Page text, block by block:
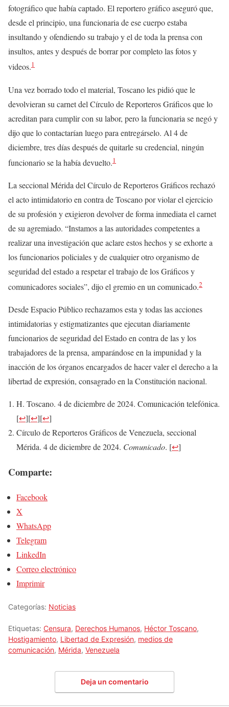
fotográfico que había captado. El reportero gráfico aseguró que,
desde el principio, una funcionaria de ese cuerpo estaba
insultando y ofendiendo su trabajo y el de toda la prensa con
insultos, antes y después de borrar por completo las fotos y
videos.1
Una vez borrado todo el material, Toscano les pidió que le
devolvieran su carnet del Círculo de Reporteros Gráficos que lo
acreditan para cumplir con su labor, pero la funcionaria se negó y
dijo que lo contactarían luego para entregárselo. Al 4 de
diciembre, tres días después de quitarle su credencial, ningún
funcionario se la había devuelto.1
La seccional Mérida del Círculo de Reporteros Gráficos rechazó
el acto intimidatorio en contra de Toscano por violar el ejercicio
de su profesión y exigieron devolver de forma inmediata el carnet
de su agremiado. “Instamos a las autoridades competentes a
realizar una investigación que aclare estos hechos y se exhorte a
los funcionarios policiales y de cualquier otro organismo de
seguridad del estado a respetar el trabajo de los Gráficos y
comunicadores sociales”, dijo el gremio en un comunicado.2
Desde Espacio Público rechazamos esta y todas las acciones
intimidatorias y estigmatizantes que ejecutan diariamente
funcionarios de seguridad del Estado en contra de las y los
trabajadores de la prensa, amparándose en la impunidad y la
inacción de los órganos encargados de hacer valer el derecho a la
libertad de expresión, consagrado en la Constitución nacional.
H. Toscano. 4 de diciembre de 2024. Comunicación telefónica.
[↩][↩][↩]
Círculo de Reporteros Gráficos de Venezuela, seccional
Mérida. 4 de diciembre de 2024. Comunicado. [↩]
Comparte:
Facebook
X
WhatsApp
Telegram
LinkedIn
Correo electrónico
Imprimir
Categorías: Noticias
Etiquetas: Censura, Derechos Humanos, Héctor Toscano,
Hostigamiento, Libertad de Expresión, medios de
comunicación, Mérida, Venezuela
Deja un comentario